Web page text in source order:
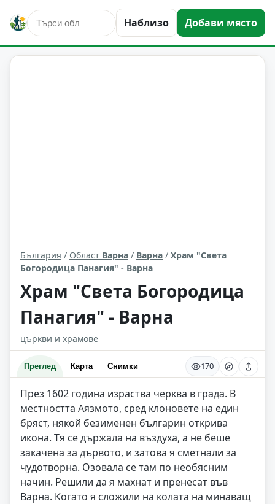
Наблизо Добави място
култура и изкуство Варна Област: Варна
България / Област Варна / Варна / Храм "Света
Богородица Панагия" - Варна
Храм "Света Богородица
Панагия" - Варна
църкви и храмове
Преглед Карта Снимки 170
През 1602 година израства черква в града. В
местността Аязмото, сред клоновете на един
бряст, някой безименен българин открива
икона. Тя се държала на въздуха, а не беше
закачена за дървото, и затова я сметнали за
чудотворна. Озовала се там по необясним
начин. Решили да я махнат и пренесат във
Варна. Когато я сложили на колата на минаващ